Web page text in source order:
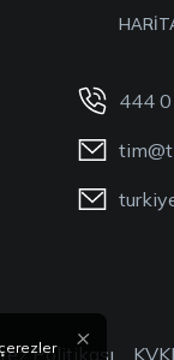
444
Politikası
×